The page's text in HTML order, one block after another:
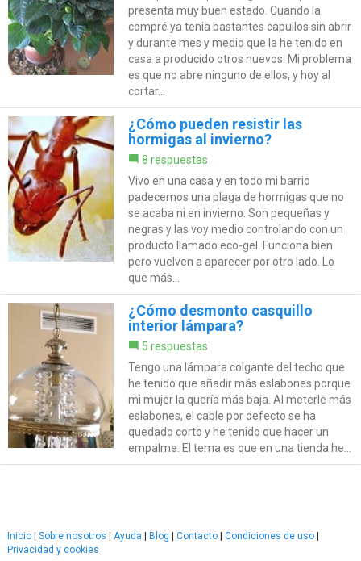
presenta muy buen estado. Cuando la
compré ya tenia bastantes capullos sin abrir
y durante mes y medio que la he tenido en
casa a producido otros nuevos. Mi problema
es que no abre ninguno de ellos, y hoy al
cortar...
¿Cómo pueden resistir las
hormigas al invierno?
8 respuestas
Vivo en una casa y en todo mi barrio
padecemos una plaga de hormigas que no
se acaba ni en invierno. Son pequeñas y
negras y las voy medio controlando con un
producto llamado eco-gel. Funciona bien
pero vuelven a aparecer por otro lado. Lo
que más...
¿Cómo desmonto casquillo
interior lámpara?
5 respuestas
Tengo una lámpara colgante del techo que
he tenido que añadir más eslabones porque
mi mujer la quería más baja. Al meterle más
eslabones, el cable por defecto se ha
quedado corto y he tenido que hacer un
empalme. El tema es que en una tienda he...
Inicio | Sobre nosotros | Ayuda | Blog | Contacto | Condiciones de uso |
Privacidad y cookies